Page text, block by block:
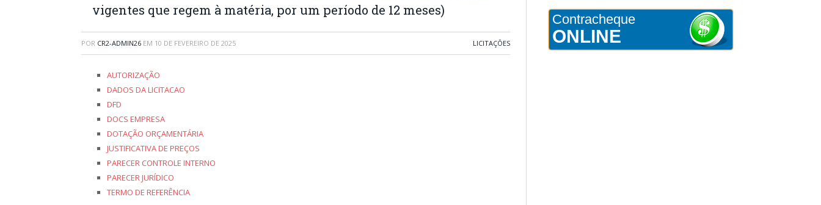
vigentes que regem à matéria, por um período de 12 meses)
POR CR2-ADMIN26 EM 10 DE FEVEREIRO DE 2025 LICITAÇÕES
AUTORIZAÇÃO
DADOS DA LICITACAO
DFD
DOCS EMPRESA
DOTAÇÃO ORÇAMENTÁRIA
JUSTIFICATIVA DE PREÇOS
PARECER CONTROLE INTERNO
PARECER JURÍDICO
TERMO DE REFERÊNCIA
Contracheque
ONLINE